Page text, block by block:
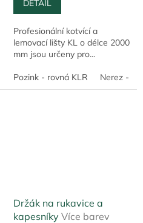
DETAIL
Profesionální kotvící a
lemovací lišty KL o délce 2000
mm jsou určeny pro...
Pozink - rovná KLR Nerez -
Držák na rukavice a
kapesníky Více barev